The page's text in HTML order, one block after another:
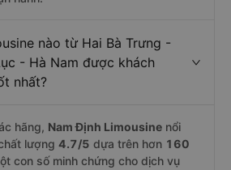
nào từ Hai Bà Trưng -
- Hà Nam được khách
nhất?
hãng, Nam Định Limousine nổi
lượng 4.7/5 dựa trên hơn 160
con số minh chứng cho dịch vụ